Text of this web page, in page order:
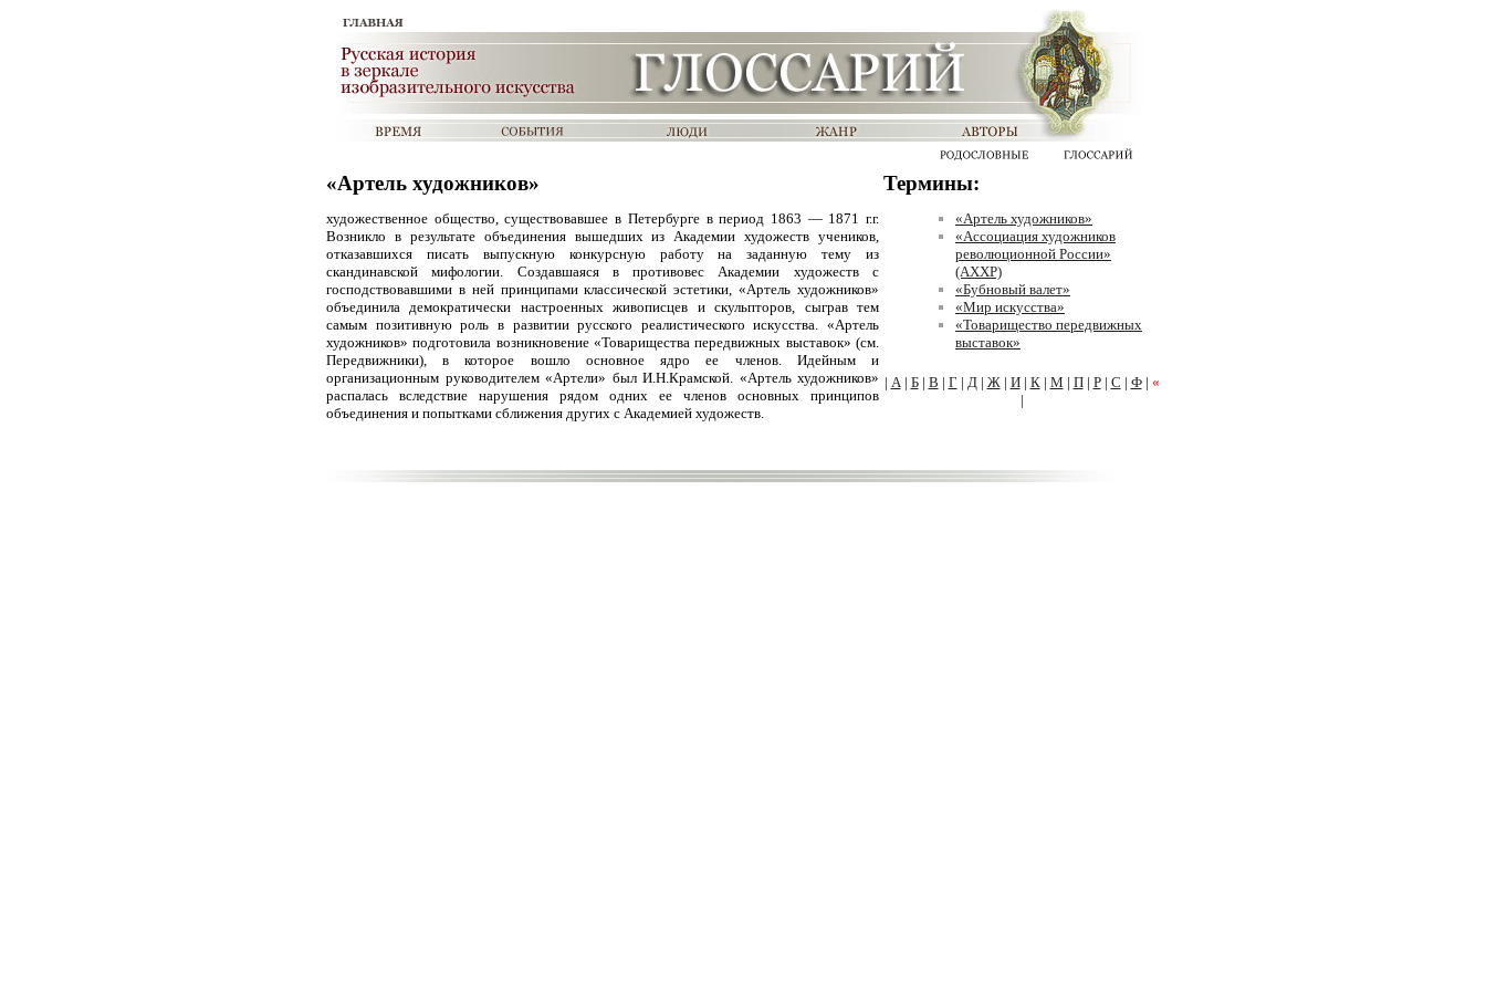
«Артель художников»
художественное общество, существовавшее в Петербурге в период 1863 — 1871 г.г.
Возникло в результате объединения вышедших из Академии художеств учеников,
отказавшихся писать выпускную конкурсную работу на заданную тему из
скандинавской мифологии. Создавшаяся в противовес Академии художеств с
господствовавшими в ней принципами классической эстетики, «Артель художников»
объединила демократически настроенных живописцев и скульпторов, сыграв тем
самым позитивную роль в развитии русского реалистического искусства. «Артель
художников» подготовила возникновение «Товарищества передвижных выставок» (см.
Передвижники), в которое вошло основное ядро ее членов. Идейным и
организационным руководителем «Артели» был И.Н.Крамской. «Артель художников»
распалась вследствие нарушения рядом одних ее членов основных принципов
объединения и попытками сближения других с Академией художеств.
Термины:
«Артель художников»
«Ассоциация художников
революционной России»
(АХХР)
«Бубновый валет»
«Мир искусства»
«Товарищество передвижных
выставок»
| А | Б| В | Г | Д| Ж| И| К| М | П| Р| С | Ф| «
|